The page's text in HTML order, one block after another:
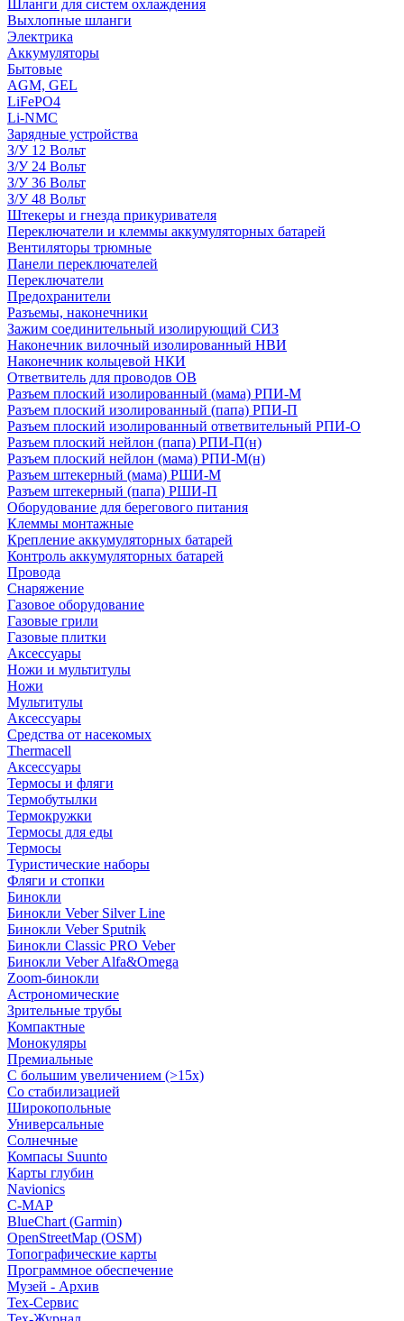
Шланги для систем охлаждения
Выхлопные шланги
Электрика
Аккумуляторы
Бытовые
AGM, GEL
LiFePO4
Li-NMC
Зарядные устройства
З/У 12 Вольт
З/У 24 Вольт
З/У 36 Вольт
З/У 48 Вольт
Штекеры и гнезда прикуривателя
Переключатели и клеммы аккумуляторных батарей
Вентиляторы трюмные
Панели переключателей
Переключатели
Предохранители
Разъемы, наконечники
Зажим соединительный изолирующий СИЗ
Наконечник вилочный изолированный НВИ
Наконечник кольцевой НКИ
Ответвитель для проводов ОВ
Разъем плоский изолированный (мама) РПИ-М
Разъем плоский изолированный (папа) РПИ-П
Разъем плоский изолированный ответвительный РПИ-О
Разъем плоский нейлон (папа) РПИ-П(н)
Разъем плоский нейлон (мама) РПИ-М(н)
Разъем штекерный (мама) РШИ-М
Разъем штекерный (папа) РШИ-П
Оборудование для берегового питания
Клеммы монтажные
Крепление аккумуляторных батарей
Контроль аккумуляторных батарей
Провода
Снаряжение
Газовое оборудование
Газовые грили
Газовые плитки
Аксессуары
Ножи и мультитулы
Ножи
Мультитулы
Аксессуары
Средства от насекомых
Thermacell
Аксессуары
Термосы и фляги
Термобутылки
Термокружки
Термосы для еды
Термосы
Туристические наборы
Фляги и стопки
Бинокли
Бинокли Veber Silver Line
Бинокли Veber Sputnik
Бинокли Classic PRO Veber
Бинокли Veber Alfa&Omega
Zoom-бинокли
Астрономические
Зрительные трубы
Компактные
Монокуляры
Премиальные
С большим увеличением (>15x)
Со стабилизацией
Широкопольные
Универсальные
Солнечные
Компасы Suunto
Карты глубин
Navionics
C-MAP
BlueChart (Garmin)
OpenStreetMap (OSM)
Топографические карты
Программное обеспечение
Музей - Архив
Tex-Сервис